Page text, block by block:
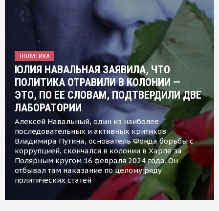
ПОЛИТИКА
ЮЛИЯ НАВАЛЬНАЯ ЗАЯВИЛА, ЧТО
ПОЛИТИКА ОТРАВИЛИ В КОЛОНИИ —
ЭТО, ПО ЕЕ СЛОВАМ, ПОДТВЕРДИЛИ ДВЕ
ЛАБОРАТОРИИ
Алексей Навальный, один из наиболее
последовательных и активных критиков
Владимира Путина, основатель Фонда борьбы с
коррупцией, скончался в колонии в Харпе за
Полярным кругом 16 февраля 2024 года. Он
отбывал там наказание по целому ряду
политических статей